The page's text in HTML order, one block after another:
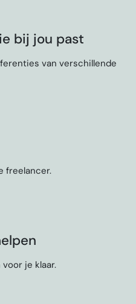
bij jou past
van verschillende
freelancer.
je klaar.